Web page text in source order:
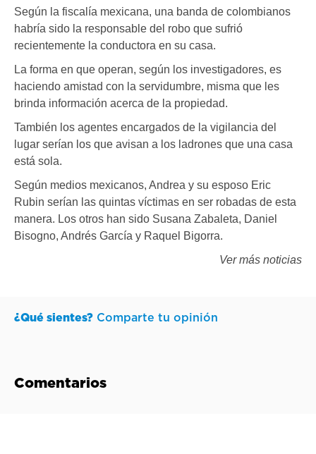
Según la fiscalía mexicana, una banda de colombianos
habría sido la responsable del robo que sufrió
recientemente la conductora en su casa.
La forma en que operan, según los investigadores, es
haciendo amistad con la servidumbre, misma que les
brinda información acerca de la propiedad.
También los agentes encargados de la vigilancia del
lugar serían los que avisan a los ladrones que una casa
está sola.
Según medios mexicanos, Andrea y su esposo Eric
Rubin serían las quintas víctimas en ser robadas de esta
manera. Los otros han sido Susana Zabaleta, Daniel
Bisogno, Andrés García y Raquel Bigorra.
Ver más noticias
¿Qué sientes? Comparte tu opinión
Comentarios